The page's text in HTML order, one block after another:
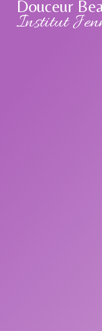
Douceur
Institut